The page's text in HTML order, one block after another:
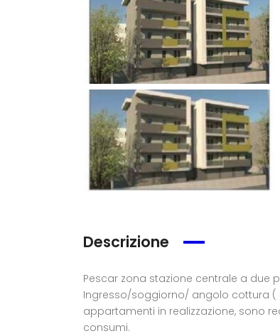
Descrizione
Pescar zona stazione centrale a
Ingresso/soggiorno/
appartamenti in realizzazione, sono
consumi.